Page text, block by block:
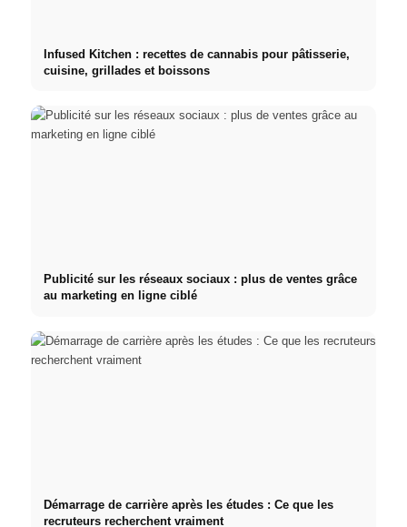
Infused Kitchen : recettes de cannabis pour pâtisserie,
cuisine, grillades et boissons
Publicité sur les réseaux sociaux : plus de ventes grâce
au marketing en ligne ciblé
Démarrage de carrière après les études : Ce que les
recruteurs recherchent vraiment